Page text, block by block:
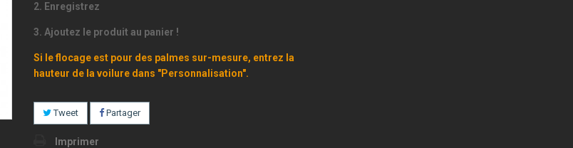
2. Enregistrez
3. Ajoutez le produit au panier !
Si le flocage est pour des palmes sur-mesure, entrez la
hauteur de la voilure dans "Personnalisation".
Tweet Partager
Imprimer